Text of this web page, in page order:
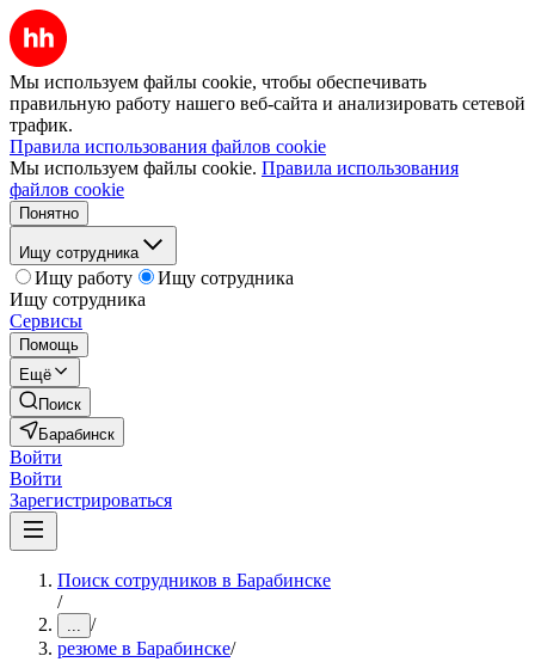
Мы используем файлы cookie, чтобы обеспечивать
правильную работу нашего веб-сайта и анализировать сетевой
трафик.
Правила использования файлов cookie
Мы используем файлы cookie. Правила использования
файлов cookie
Понятно
Ищу сотрудника
Ищу работу
Ищу сотрудника
Ищу сотрудника
Сервисы
Помощь
Ещё
Поиск
Барабинск
Войти
Войти
Зарегистрироваться
Поиск сотрудников в Барабинске
/
... /
резюме в Барабинске/